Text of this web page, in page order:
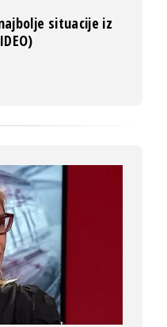
najbolje situacije iz